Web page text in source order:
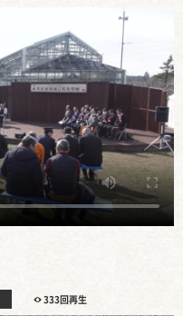
333回再生